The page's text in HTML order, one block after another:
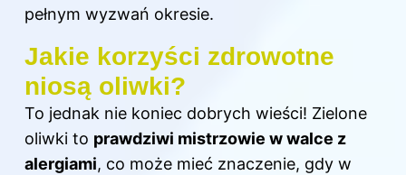
pełnym wyzwań okresie.
Jakie korzyści zdrowotne
niosą oliwki?
To jednak nie koniec dobrych wieści! Zielone
oliwki to prawdziwi mistrzowie w walce z
alergiami, co może mieć znaczenie, gdy w